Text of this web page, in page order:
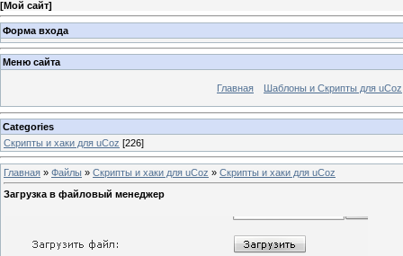
[Мой сайт]
Форма входа
Меню сайта
Главная Шаблоны и Скрипты для uCoz
Categories
Скрипты и хаки для uCoz [226]
Главная » Файлы » Скрипты и хаки для uCoz » Скрипты и хаки для uCoz
Загрузка в файловый менеджер